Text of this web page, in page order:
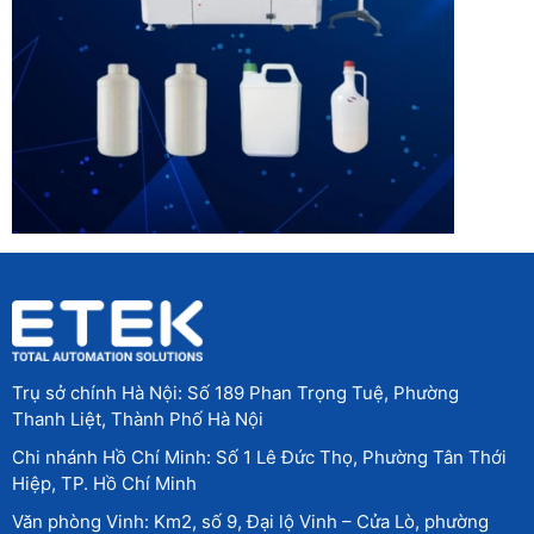
Trụ sở chính Hà Nội: Số 189 Phan Trọng Tuệ, Phường
Thanh Liệt, Thành Phố Hà Nội
Chi nhánh Hồ Chí Minh: Số 1 Lê Đức Thọ, Phường Tân Thới
Hiệp, TP. Hồ Chí Minh
Văn phòng Vinh: Km2, số 9, Đại lộ Vinh – Cửa Lò, phường